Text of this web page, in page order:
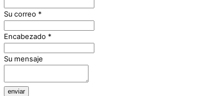
Su correo *
Encabezado *
Su mensaje
enviar